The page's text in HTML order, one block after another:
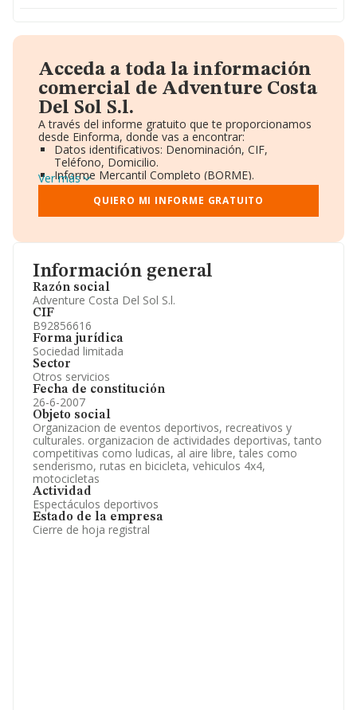
Información general
Razón social
Adventure Costa Del Sol S.l.
CIF
B92856616
Forma jurídica
Sociedad limitada
Sector
Otros servicios
Fecha de constitución
26-6-2007
Objeto social
Organizacion de eventos deportivos, recreativos y
culturales. organizacion de actividades deportivas, tanto
competitivas como ludicas, al aire libre, tales como
senderismo, rutas en bicicleta, vehiculos 4x4,
motocicletas
Actividad
Espectáculos deportivos
Estado de la empresa
Cierre de hoja registral
Acceda a toda la información
comercial de Adventure Costa
Del Sol S.l.
A través del informe gratuito que te proporcionamos
desde Einforma, donde vas a encontrar:
Datos identificativos: Denominación, CIF,
Teléfono, Domicilio.
Informe Mercantil Completo (BORME).
Gráficos de Evolución Ventas y Empleados.
Consejo de Administración y Administradores.
Directivos y Ejecutivos.
Información oficial y registral complementaria.
Ver más
QUIERO MI INFORME GRATUITO